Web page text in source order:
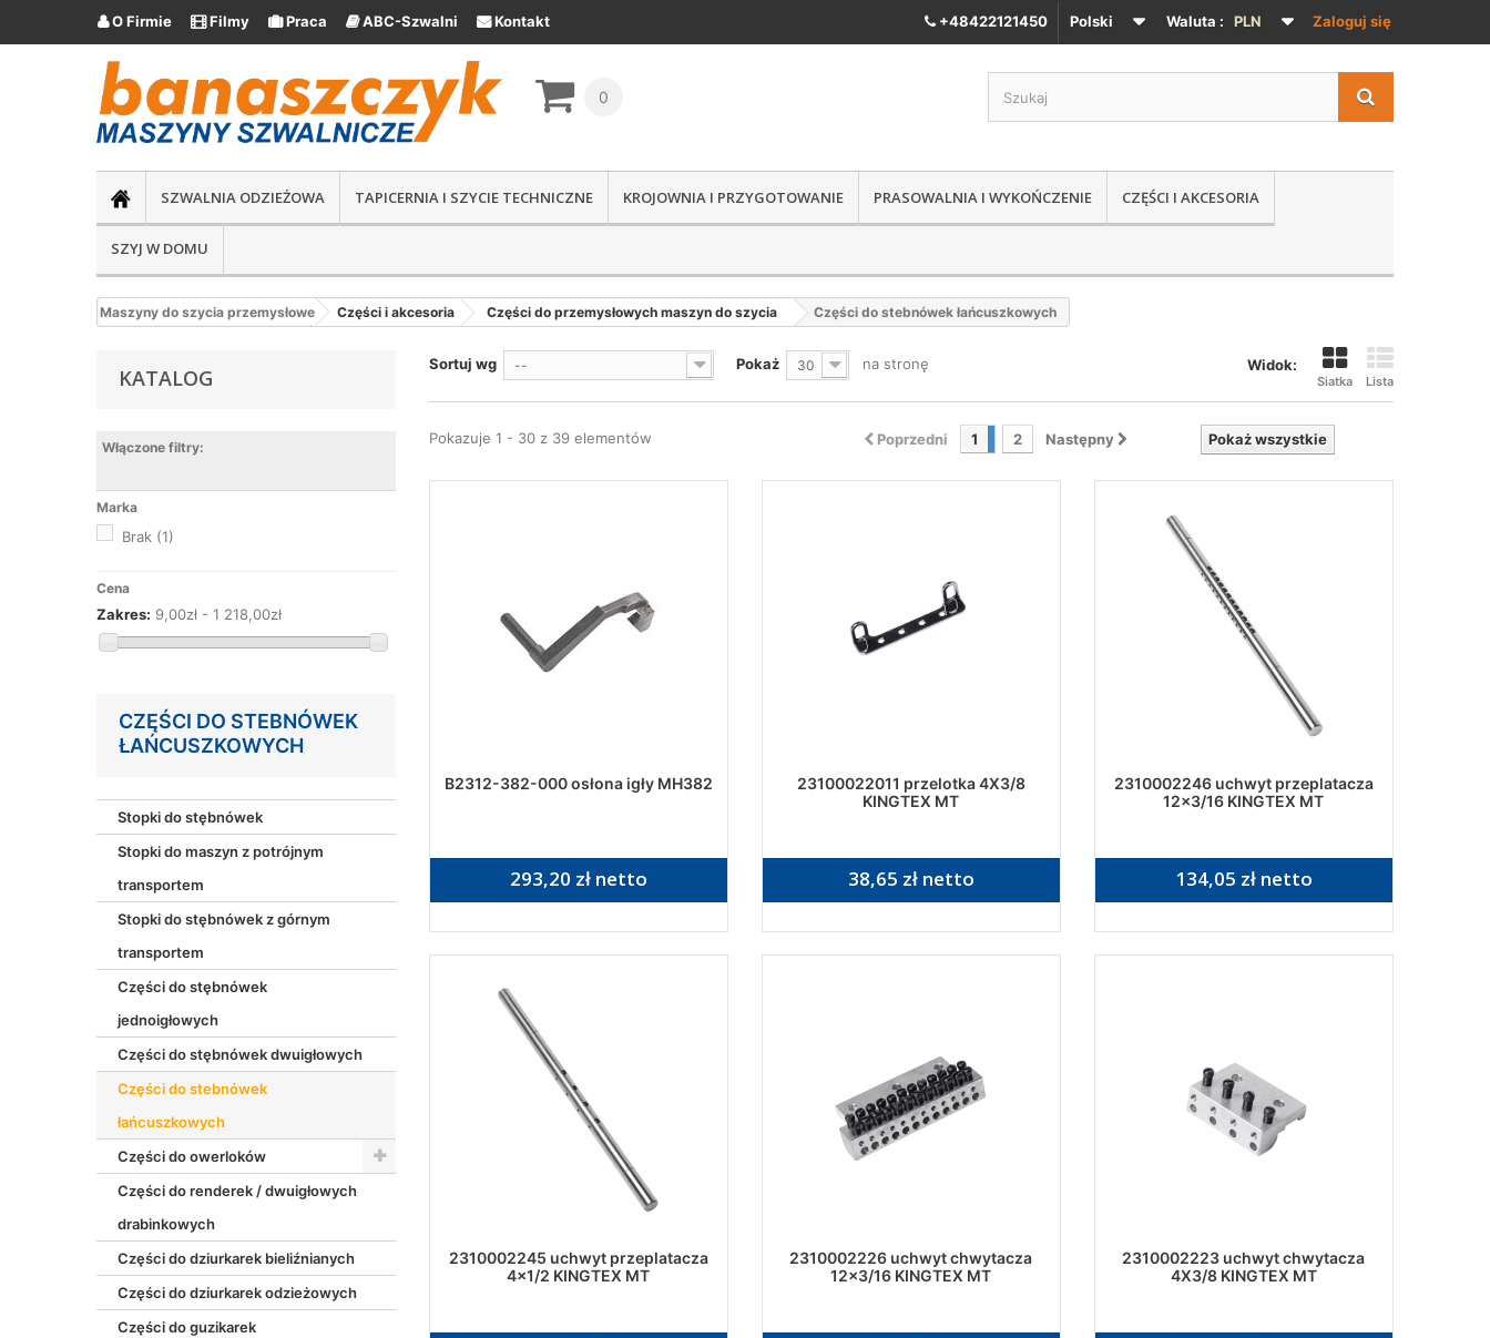
Zaloguj się
Waluta : PLN
Polski
O Firmie Filmy Praca ABC-Szwalni Kontakt +48422121450
0
SZWALNIA ODZIEŻOWA TAPICERNIA I SZYCIE TECHNICZNE KROJOWNIA I PRZYGOTOWANIE PRASOWALNIA I WYKOŃCZENIE CZĘŚCI I AKCESORIA
SZYJ W DOMU
Maszyny do szycia przemysłowe Części i akcesoria Części do przemysłowych maszyn do szycia Części do stebnówek łańcuszkowych
KATALOG
Włączone filtry:
Marka
Brak (1)
Cena
Zakres: 9,00zł - 1 218,00zł
CZĘŚCI DO STEBNÓWEK
ŁAŃCUSZKOWYCH
Stopki do stębnówek
Stopki do maszyn z potrójnym
transportem
Stopki do stębnówek z górnym
transportem
Części do stębnówek
jednoigłowych
Części do stębnówek dwuigłowych
Części do stebnówek
łańcuszkowych
Części do owerloków
Części do renderek / dwuigłowych
drabinkowych
Części do dziurkarek bieliźnianych
Części do dziurkarek odzieżowych
Części do guzikarek
Widok:
Siatka Lista
Sortuj wg -- Pokaż 30 na stronę
Pokaż wszystkie
Poprzedni 1 2 Następny
Pokazuje 1 - 30 z 39 elementów
B2312-382-000 osłona igły MH382
293,20 zł netto
23100022011 przelotka 4X3/8
KINGTEX MT
38,65 zł netto
2310002246 uchwyt przeplatacza
12x3/16 KINGTEX MT
134,05 zł netto
2310002245 uchwyt przeplatacza
4x1/2 KINGTEX MT
2310002226 uchwyt chwytacza
12x3/16 KINGTEX MT
2310002223 uchwyt chwytacza
4X3/8 KINGTEX MT